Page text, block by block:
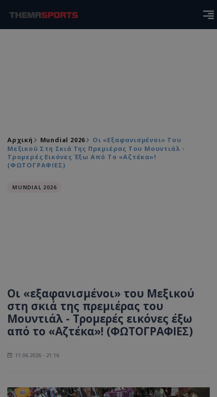
Αρχική Mundial 2026
Οι «εξαφανισμένοι» Του
Μεξικού Στη Σκιά Της Πρεμιέρας Του Μουντιάλ -
Τρομερές Εικόνες Έξω Από Το «Αζτέκα»!
(ΦΩΤΟΓΡΑΦΙΕΣ)
MUNDIAL 2026
Οι «εξαφανισμένοι» του Μεξικού
στη σκιά της πρεμιέρας του
Μουντιάλ - Τρομερές εικόνες έξω
από το «Αζτέκα»! (ΦΩΤΟΓΡΑΦΙΕΣ)
11.06.2026 - 21:16